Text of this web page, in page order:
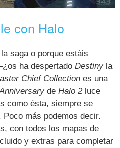
con Halo
saga o porque estáis
ha despertadoDestiny la
Chief Collection es una
Anniversary deHalo 2luce
como ésta, siempre se
más podemos decir.
con todos los mapas de
y extras para completar